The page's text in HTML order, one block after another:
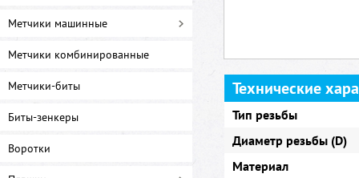
Метчики машинные
Метчики комбинированные
Метчики-биты
Биты-зенкеры
Воротки
Технические
Тип резьбы
Диаметр резьбы (D)
Материал